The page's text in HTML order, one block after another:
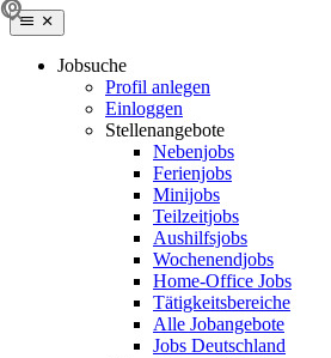
Jobsuche
Profil anlegen
Einloggen
Stellenangebote
Nebenjobs
Ferienjobs
Minijobs
Teilzeitjobs
Aushilfsjobs
Wochenendjobs
Home-Office Jobs
Tätigkeitsbereiche
Alle Jobangebote
Jobs Deutschland